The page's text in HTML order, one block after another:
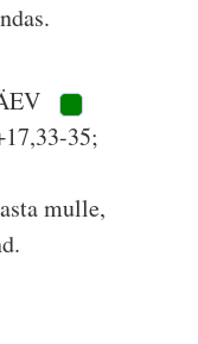
35;
mulle,